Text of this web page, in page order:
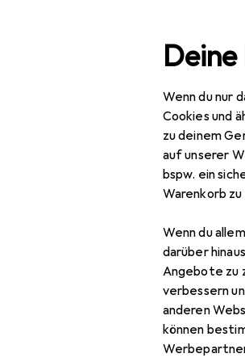
Wenn du nur
Cookies und
zu deinem
auf unserer
bspw. ein
Warenkorb
Wenn du
darüber
Angebote zu
verbessern
anderen
können
Navigation nach KategorienIT + Multimedia